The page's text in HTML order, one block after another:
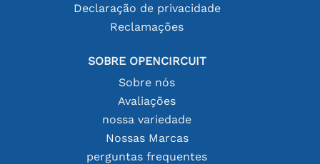
Declaração de privacidade
Reclamações
SOBRE OPENCIRCUIT
Sobre nós
Avaliações
nossa variedade
Nossas Marcas
perguntas frequentes